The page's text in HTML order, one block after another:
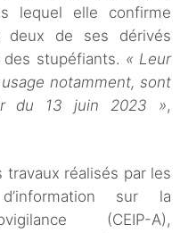
lequel elle confirme
deux de ses dérivés
stupéfiants. « Leur
notamment, sont
du 13 juin 2023 »,
réalisés par les
sur la
(CEIP-A),